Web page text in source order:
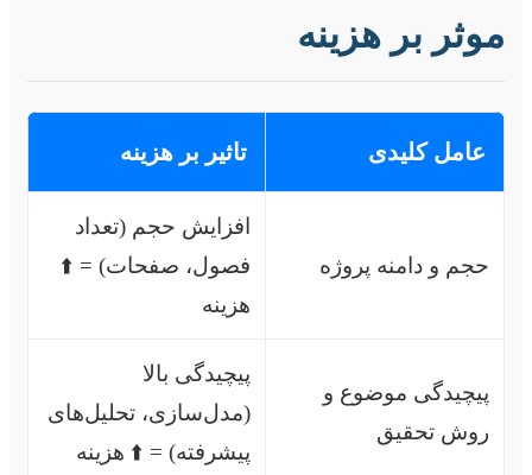
موثر بر هزینه
عامل کلیدی تاثیر بر هزینه
حجم و دامنه پروژه
افزایش حجم (تعداد
فصول، صفحات) = ⬆️
هزینه
پیچیدگی موضوع و
روش تحقیق
پیچیدگی بالا
(مدل‌سازی، تحلیل‌های
پیشرفته) = ⬆️ هزینه